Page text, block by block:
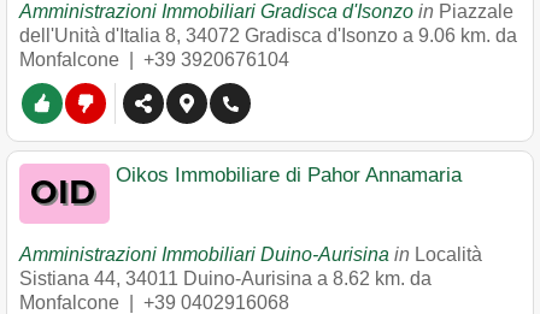
Amministrazioni Immobiliari Gradisca d'Isonzo in Piazzale
dell'Unità d'Italia 8, 34072 Gradisca d'Isonzo a 9.06 km. da
Monfalcone | +39 3920676104
Oikos Immobiliare di Pahor Annamaria
Amministrazioni Immobiliari Duino-Aurisina in Località
Sistiana 44, 34011 Duino-Aurisina a 8.62 km. da
Monfalcone | +39 0402916068